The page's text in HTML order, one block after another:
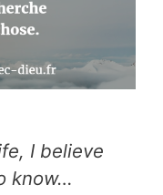
I believe
know…